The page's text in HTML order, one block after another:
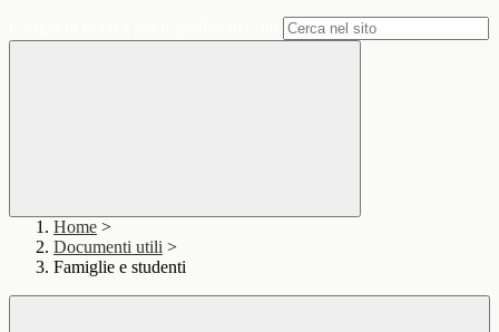
Home >
Documenti utili >
Famiglie e studenti